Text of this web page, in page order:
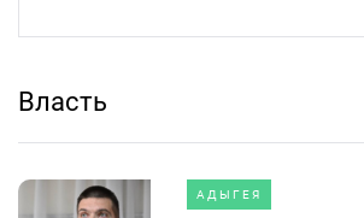
Власть
АДЫГЕЯ